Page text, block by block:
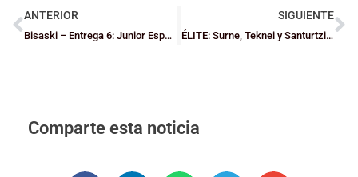
ANTERIOR
Bisaski – Entrega 6: Junior Especial Femenina
SIGUIENTE
ÉLITE: Surne, Teknei y Santurtzi rompen sus malas rachas
Comparte esta noticia